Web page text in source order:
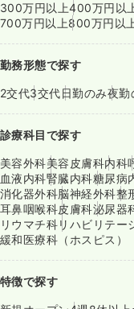
300万円以上400万円以
700万円以上800万円以
勤務形態で探す
2交代3交代日勤のみ夜勤
診療科目で探す
美容外科美容皮膚科内科
血液内科腎臓内科糖尿病
消化器外科脳神経外科整
耳鼻咽喉科皮膚科泌尿器
リウマチ科リハビリテー
緩和医療科（ホスピス）
特徴で探す